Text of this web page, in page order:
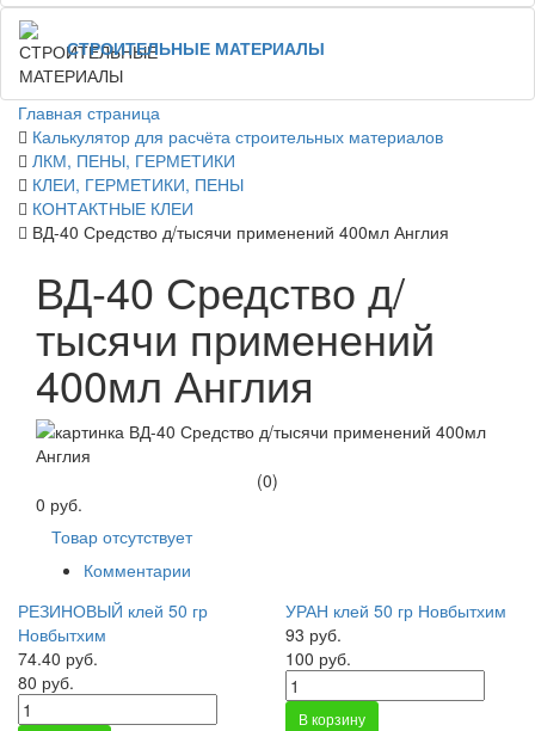
СТРОИТЕЛЬНЫЕ МАТЕРИАЛЫ
Главная страница
Калькулятор для расчёта строительных материалов
ЛКМ, ПЕНЫ, ГЕРМЕТИКИ
КЛЕИ, ГЕРМЕТИКИ, ПЕНЫ
КОНТАКТНЫЕ КЛЕИ
ВД-40 Средство д/тысячи применений 400мл Англия
ВД-40 Средство д/
тысячи применений
400мл Англия
(0)
0 руб.
Товар отсутствует
Комментарии
РЕЗИНОВЫЙ клей 50 гр
Новбытхим
74.40 руб.
80 руб.
УРАН клей 50 гр Новбытхим
93 руб.
100 руб.
В корзину